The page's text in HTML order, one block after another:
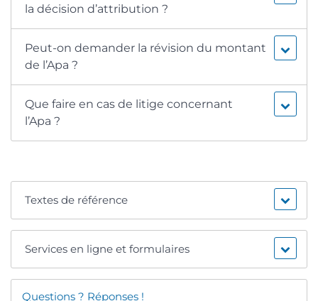
la décision d’attribution ?
Peut-on demander la révision du montant
de l’Apa ?
Que faire en cas de litige concernant
l’Apa ?
Textes de référence
Services en ligne et formulaires
Questions ? Réponses !